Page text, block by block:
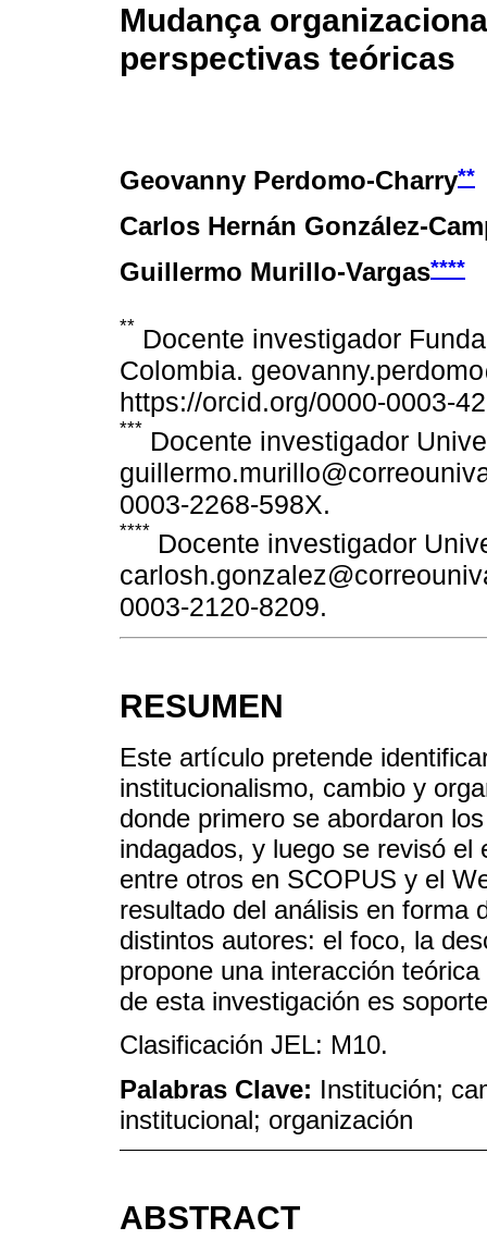
Mudança
perspectivas teóricas
Geovanny Perdomo-Charry**
Carlos Hernán González-
Guillermo Murillo-Vargas****
** Docente investigador
Colombia.
https://orcid.org/0000-0003-
*** Docente investigador
0003-2268-598X.
**** Docente investigador
0003-2120-8209.
RESUMEN
Este artículo pretende
institucionalismo, cambio y
donde primero se abordaron
indagados, y luego se revisó
entre otros en SCOPUS y el
resultado del análisis en forma
distintos autores: el foco, la
propone una interacción
de esta investigación es
Clasificación JEL: M10.
Palabras Clave: Institución;
institucional; organización
ABSTRACT